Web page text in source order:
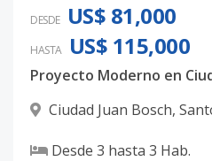
DESDE US$ 81,000
HASTA US$ 115,000
Ciudad Juan Bosch,
Desde 3 hasta 3 Hab.